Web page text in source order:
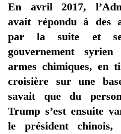
En avril 2017,
avait répondu à des
par la suite et
gouvernement
armes chimiques, en
croisière sur une
savait que du
Trump s’est ensuite
le président chinois,